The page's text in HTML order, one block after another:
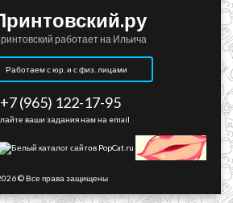
работает на Ильича
Работаем с юр. и с физ. лицами
+7 (965) 122-17-95
ваши задания нам на email
© Все права защищены